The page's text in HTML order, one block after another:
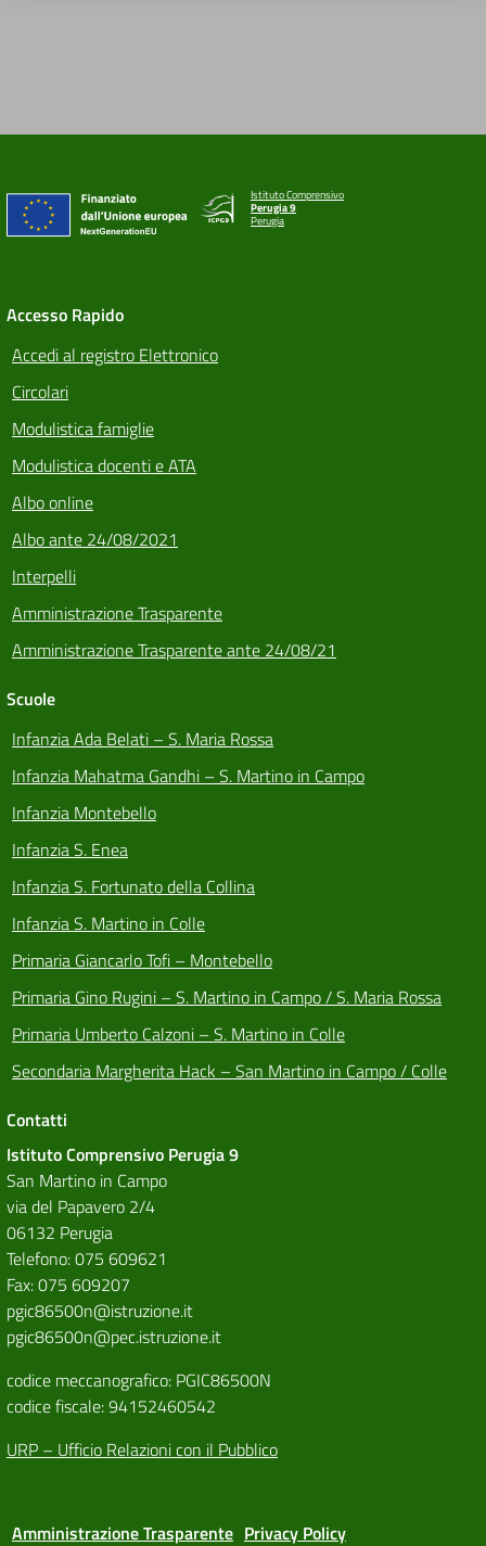
Istituto Comprensivo
Perugia 9
Perugia
Accesso Rapido
Accedi al registro Elettronico
Circolari
Modulistica famiglie
Modulistica docenti e ATA
Albo online
Albo ante 24/08/2021
Interpelli
Amministrazione Trasparente
Amministrazione Trasparente ante 24/08/21
Scuole
Infanzia Ada Belati – S. Maria Rossa
Infanzia Mahatma Gandhi – S. Martino in Campo
Infanzia Montebello
Infanzia S. Enea
Infanzia S. Fortunato della Collina
Infanzia S. Martino in Colle
Primaria Giancarlo Tofi – Montebello
Primaria Gino Rugini – S. Martino in Campo / S. Maria Rossa
Primaria Umberto Calzoni – S. Martino in Colle
Secondaria Margherita Hack – San Martino in Campo / Colle
Contatti
Istituto Comprensivo Perugia 9
San Martino in Campo
via del Papavero 2/4
06132 Perugia
Telefono: 075 609621
Fax: 075 609207
pgic86500n@istruzione.it
pgic86500n@pec.istruzione.it
codice meccanografico: PGIC86500N
codice fiscale: 94152460542
URP – Ufficio Relazioni con il Pubblico
Amministrazione Trasparente Privacy Policy